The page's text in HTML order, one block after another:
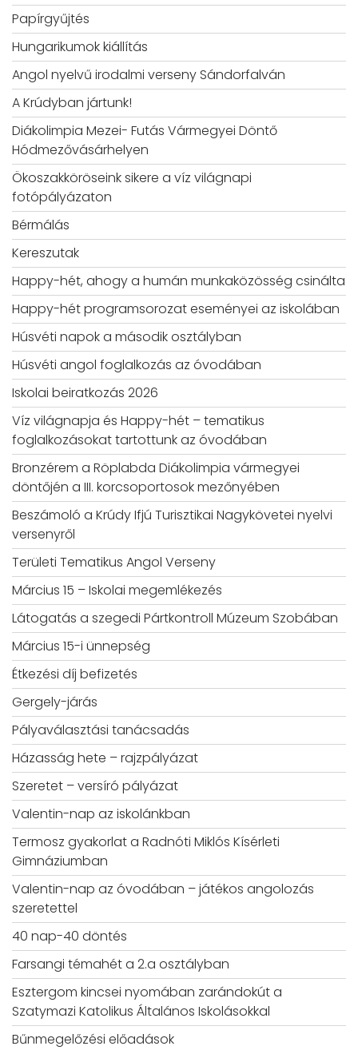
Papírgyűjtés
Hungarikumok kiállítás
Angol nyelvű irodalmi verseny Sándorfalván
A Krúdyban jártunk!
Diákolimpia Mezei- Futás Vármegyei Döntő
Hódmezővásárhelyen
Ökoszakköröseink sikere a víz világnapi
fotópályázaton
Bérmálás
Kereszutak
Happy-hét, ahogy a humán munkaközösség csinálta
Happy-hét programsorozat eseményei az iskolában
Húsvéti napok a második osztályban
Húsvéti angol foglalkozás az óvodában
Iskolai beiratkozás 2026
Víz világnapja és Happy-hét – tematikus
foglalkozásokat tartottunk az óvodában
Bronzérem a Röplabda Diákolimpia vármegyei
döntőjén a III. korcsoportosok mezőnyében
Beszámoló a Krúdy Ifjú Turisztikai Nagykövetei nyelvi
versenyről
Területi Tematikus Angol Verseny
Március 15 – Iskolai megemlékezés
Látogatás a szegedi Pártkontroll Múzeum Szobában
Március 15-i ünnepség
Étkezési díj befizetés
Gergely-járás
Pályaválasztási tanácsadás
Házasság hete – rajzpályázat
Szeretet – versíró pályázat
Valentin-nap az iskolánkban
Termosz gyakorlat a Radnóti Miklós Kísérleti
Gimnáziumban
Valentin-nap az óvodában – játékos angolozás
szeretettel
40 nap-40 döntés
Farsangi témahét a 2.a osztályban
Esztergom kincsei nyomában zarándokút a
Szatymazi Katolikus Általános Iskolásokkal
Bűnmegelőzési előadások